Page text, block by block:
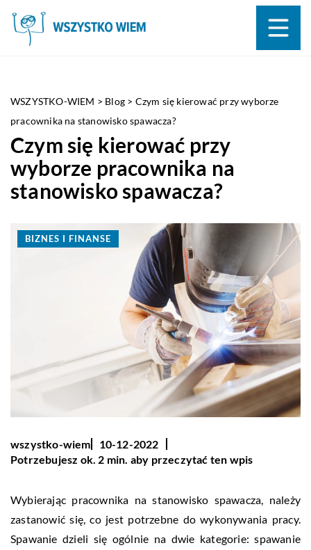
WSZYSTKO-WIEM > Blog > Czym się kierować przy wyborze
pracownika na stanowisko spawacza?
Czym się kierować przy
wyborze pracownika na
stanowisko spawacza?
BIZNES I FINANSE
wszystko-wiem
10-12-2022
Potrzebujesz ok. 2 min. aby przeczytać ten wpis
Wybierając pracownika na stanowisko spawacza, należy
zastanowić się, co jest potrzebne do wykonywania pracy.
Spawanie dzieli się ogólnie na dwie kategorie: spawanie